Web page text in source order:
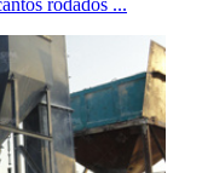
rodados ...